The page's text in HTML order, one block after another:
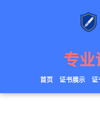
专业
首页 证书展示 证